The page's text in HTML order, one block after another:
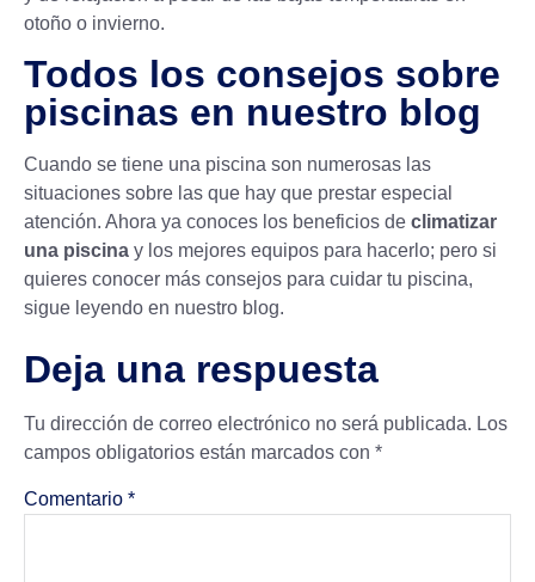
otoño o invierno.
Todos los consejos sobre
piscinas en nuestro blog
Cuando se tiene una piscina son numerosas las
situaciones sobre las que hay que prestar especial
atención. Ahora ya conoces los beneficios de climatizar
una piscina y los mejores equipos para hacerlo; pero si
quieres conocer más consejos para cuidar tu piscina,
sigue leyendo en nuestro blog.
Deja una respuesta
Tu dirección de correo electrónico no será publicada. Los
campos obligatorios están marcados con *
Comentario *